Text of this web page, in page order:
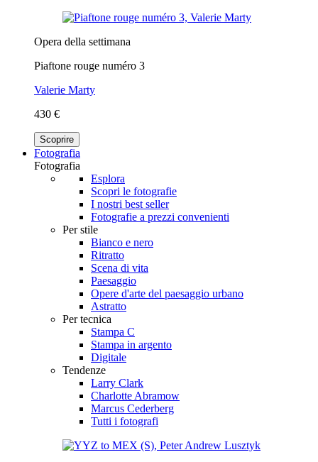
Opera della settimana
Piaftone rouge numéro 3
Valerie Marty
430 €
Scoprire
Fotografia
Fotografia
Esplora
Scopri le fotografie
I nostri best seller
Fotografie a prezzi convenienti
Per stile
Bianco e nero
Ritratto
Scena di vita
Paesaggio
Opere d'arte del paesaggio urbano
Astratto
Per tecnica
Stampa C
Stampa in argento
Digitale
Tendenze
Larry Clark
Charlotte Abramow
Marcus Cederberg
Tutti i fotografi